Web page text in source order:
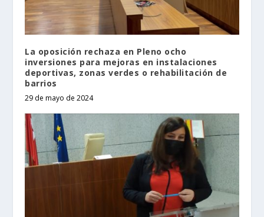
La oposición rechaza en Pleno ocho
inversiones para mejoras en instalaciones
deportivas, zonas verdes o rehabilitación de
barrios
29 de mayo de 2024